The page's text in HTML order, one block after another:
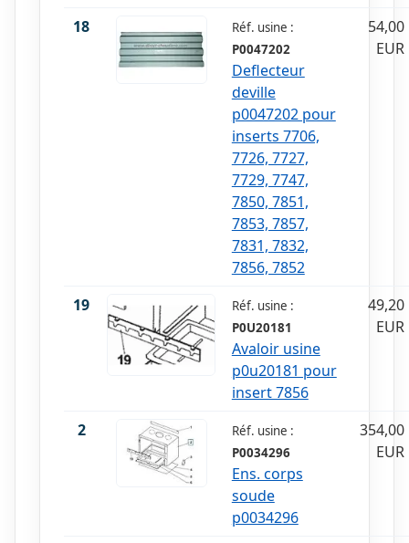
18
Réf. usine :
P0047202
Deflecteur
deville
p0047202 pour
inserts 7706,
7726, 7727,
7729, 7747,
7850, 7851,
7853, 7857,
7831, 7832,
7856, 7852
54,00
EUR
19
Réf. usine :
P0U20181
Avaloir usine
p0u20181 pour
insert 7856
49,20
EUR
2
Réf. usine :
P0034296
Ens. corps
soude
p0034296
354,00
EUR